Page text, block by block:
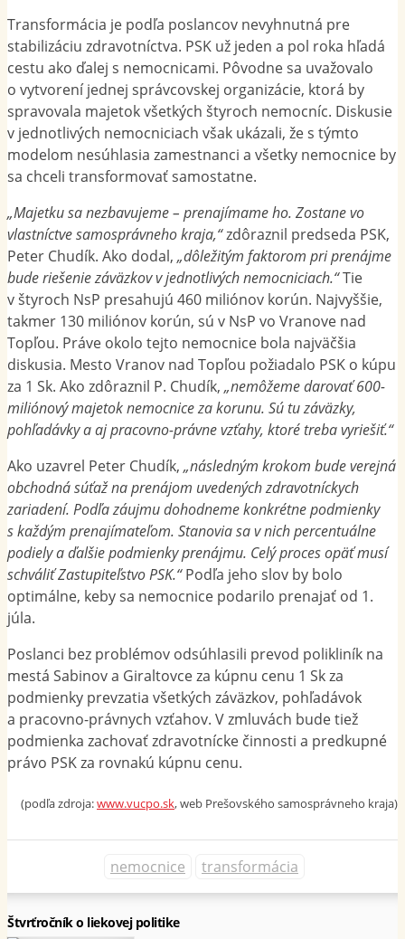
Transformácia je podľa poslancov nevyhnutná pre
stabilizáciu zdravotníctva. PSK už jeden a pol roka hľadá
cestu ako ďalej s nemocnicami. Pôvodne sa uvažovalo
o vytvorení jednej správcovskej organizácie, ktorá by
spravovala majetok všetkých štyroch nemocníc. Diskusie
v jednotlivých nemocniciach však ukázali, že s týmto
modelom nesúhlasia zamestnanci a všetky nemocnice by
sa chceli transformovať samostatne.
„Majetku sa nezbavujeme – prenajímame ho. Zostane vo
vlastníctve samosprávneho kraja,“zdôraznil predseda PSK,
Peter Chudík. Ako dodal, „dôležitým faktorom pri prenájme
bude riešenie záväzkov v jednotlivých nemocniciach.“Tie
v štyroch NsP presahujú 460 miliónov korún. Najvyššie,
takmer 130 miliónov korún, sú v NsP vo Vranove nad
Topľou. Práve okolo tejto nemocnice bola najväčšia
diskusia. Mesto Vranov nad Topľou požiadalo PSK o kúpu
za 1 Sk. Ako zdôraznil P. Chudík, „nemôžeme darovať 600-
miliónový majetok nemocnice za korunu. Sú tu záväzky,
pohľadávky a aj pracovno-právne vzťahy, ktoré treba vyriešiť.“
Ako uzavrel Peter Chudík, „následným krokom bude verejná
obchodná súťaž na prenájom uvedených zdravotníckych
zariadení. Podľa záujmu dohodneme konkrétne podmienky
s každým prenajímateľom. Stanovia sa v nich percentuálne
podiely a ďalšie podmienky prenájmu. Celý proces opäť musí
schváliť Zastupiteľstvo PSK.“Podľa jeho slov by bolo
optimálne, keby sa nemocnice podarilo prenajať od 1.
júla.
Poslanci bez problémov odsúhlasili prevod polikliník na
mestá Sabinov a Giraltovce za kúpnu cenu 1 Sk za
podmienky prevzatia všetkých záväzkov, pohľadávok
a pracovno-právnych vzťahov. V zmluvách bude tiež
podmienka zachovať zdravotnícke činnosti a predkupné
právo PSK za rovnakú kúpnu cenu.
(podľa zdroja:www.vucpo.sk, web Prešovského samosprávneho kraja)
nemocnice transformácia
Štvrťročník o liekovej politike